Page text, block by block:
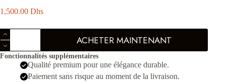
1,500.00 Dhs
quantité
de
Oméga
Speedmaster
Argente
ACHETER MAINTENANT
Fonctionnalités supplémentaires
Qualité premium pour une élégance durable.
Paiement sans risque au moment de la livraison.